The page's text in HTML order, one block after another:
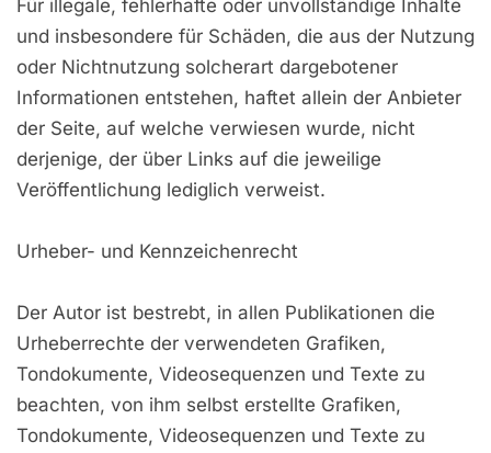
Für illegale, fehlerhafte oder unvollständige Inhalte
und insbesondere für Schäden, die aus der Nutzung
oder Nichtnutzung solcherart dargebotener
Informationen entstehen, haftet allein der Anbieter
der Seite, auf welche verwiesen wurde, nicht
derjenige, der über Links auf die jeweilige
Veröffentlichung lediglich verweist.
Urheber- und Kennzeichenrecht
Der Autor ist bestrebt, in allen Publikationen die
Urheberrechte der verwendeten Grafiken,
Tondokumente, Videosequenzen und Texte zu
beachten, von ihm selbst erstellte Grafiken,
Tondokumente, Videosequenzen und Texte zu